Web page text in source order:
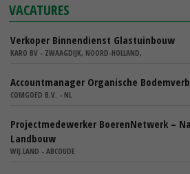
VACATURES
Verkoper Binnendienst Glastuinbouw
KARO BV - ZWAAGDIJK, NOORD-HOLLAND,
Accountmanager Organische
COMGOED B.V. - NL
Projectmedewerker BoerenNetwerk –
Landbouw
WIJ.LAND - ABCOUDE